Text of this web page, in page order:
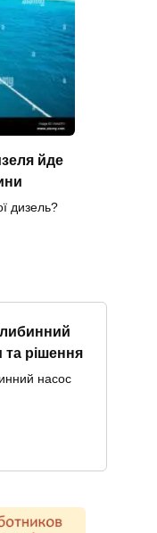
йде
дизель?
та рішення
насос